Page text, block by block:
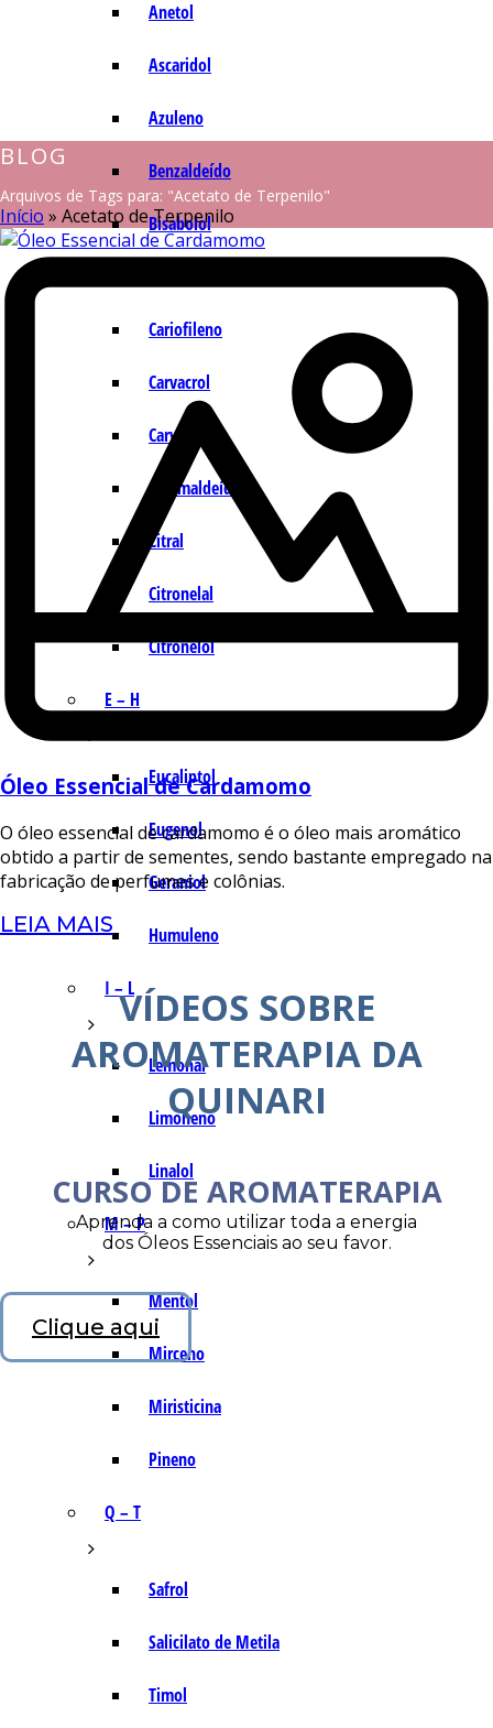
Anetol
Ascaridol
Azuleno
Benzaldeído
Bisabolol
Cariofileno
Carvacrol
Carvona
Cinamaldeído
Citral
Citronelal
Citronelol
E – H
Eucaliptol
Eugenol
Geraniol
Humuleno
I – L
Lemonal
Limoneno
Linalol
M – P
Mentol
Mirceno
Miristicina
Pineno
Q – T
Safrol
Salicilato de Metila
Timol
BLOG
Arquivos de Tags para: "Acetato de Terpenilo"
Início » Acetato de Terpenilo
Óleo Essencial de Cardamomo
O óleo essencial de cardamomo é o óleo mais aromático
obtido a partir de sementes, sendo bastante empregado na
fabricação de perfumes e colônias.
LEIA MAIS
VÍDEOS SOBRE
AROMATERAPIA DA
QUINARI
CURSO DE AROMATERAPIA
Aprenda a como utilizar toda a energia
dos Óleos Essenciais ao seu favor.
Clique aqui